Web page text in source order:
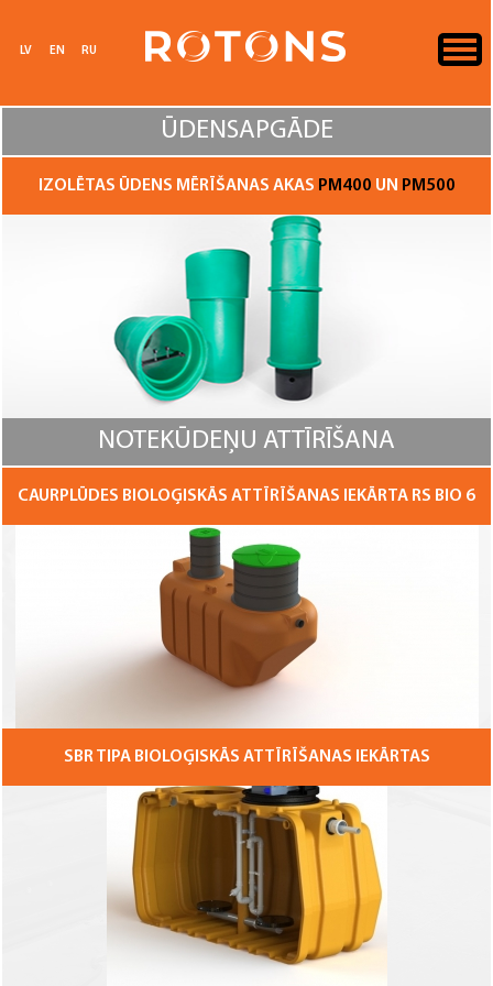
LV EN RU
ŪDENSAPGĀDE
IZOLĒTAS ŪDENS MĒRĪŠANAS AKAS PM400 UN PM500
NOTEKŪDEŅU ATTĪRĪŠANA
CAURPLŪDES BIOLOĢISKĀS ATTĪRĪŠANAS IEKĀRTA RS BIO 6
SBR TIPA BIOLOĢISKĀS ATTĪRĪŠANAS IEKĀRTAS